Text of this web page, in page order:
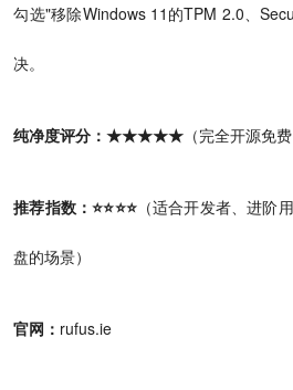
勾选"移除Windows 11的TPM 2.0、
决。
纯净度评分：★★★★★ （完全开源免
推荐指数：⭐⭐⭐⭐（适合开发者、进阶
盘的场景）
官网： rufus.ie